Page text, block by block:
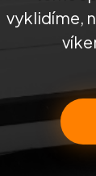
vyklidíme,